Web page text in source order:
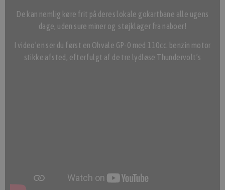
De kan nemlig køre frit på deres lokale gokartbane alle ugens
dage, uden sure miner og støjklager fra naboer!
I video’en ser du først en Ohvale GP-0 med 110cc. benzin motor
stikke afsted, efterfulgt af de tre lydløse Thundervolt’s